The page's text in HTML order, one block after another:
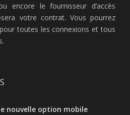
encore le fournisseur d’accès
votre contrat. Vous pourrez
toutes les connexions et tous
nouvelle option mobile